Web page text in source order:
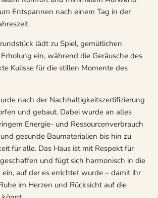
Entspannen nach einem Tag in der
lädt zu Spiel, gemütlichen
ein, während die Geräusche des
Kulisse für die stillen Momente des
nach der Nachhaltigkeitszertifizierung
und gebaut. Dabei wurde an alles
Energie- und Ressourcenverbrauch
gesunde Baumaterialien bis hin zu
für alle. Das Haus ist mit Respekt für
und fügt sich harmonisch in die
ein, auf der es errichtet wurde – damit ihr
im Herzen und Rücksicht auf die